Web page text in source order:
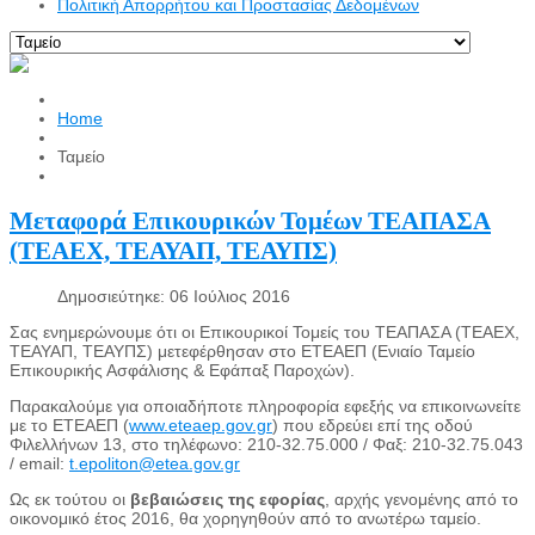
Πολιτική Απορρήτου και Προστασίας Δεδομένων
Home
Ταμείο
Μεταφορά Επικουρικών Τομέων ΤΕΑΠΑΣΑ
(ΤΕΑΕΧ, ΤΕΑΥΑΠ, ΤΕΑΥΠΣ)
Δημοσιεύτηκε: 06 Ιούλιος 2016
Σας ενημερώνουμε ότι οι Επικουρικοί Τομείς του ΤΕΑΠΑΣΑ (ΤΕΑΕΧ,
ΤΕΑΥΑΠ, ΤΕΑΥΠΣ) μετεφέρθησαν στο ΕΤΕΑΕΠ (Ενιαίο Ταμείο
Επικουρικής Ασφάλισης & Εφάπαξ Παροχών).
Παρακαλούμε για οποιαδήποτε πληροφορία εφεξής να επικοινωνείτε
με το ΕΤΕΑΕΠ (www.eteaep.gov.gr) που εδρεύει επί της οδού
Φιλελλήνων 13, στο τηλέφωνο: 210-32.75.000 / Φαξ: 210-32.75.043
/ email: t.epoliton@etea.gov.gr
Ως εκ τούτου οι βεβαιώσεις της εφορίας, αρχής γενομένης από το
οικονομικό έτος 2016, θα χορηγηθούν από το ανωτέρω ταμείο.